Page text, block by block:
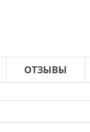
ОТЗЫВЫ